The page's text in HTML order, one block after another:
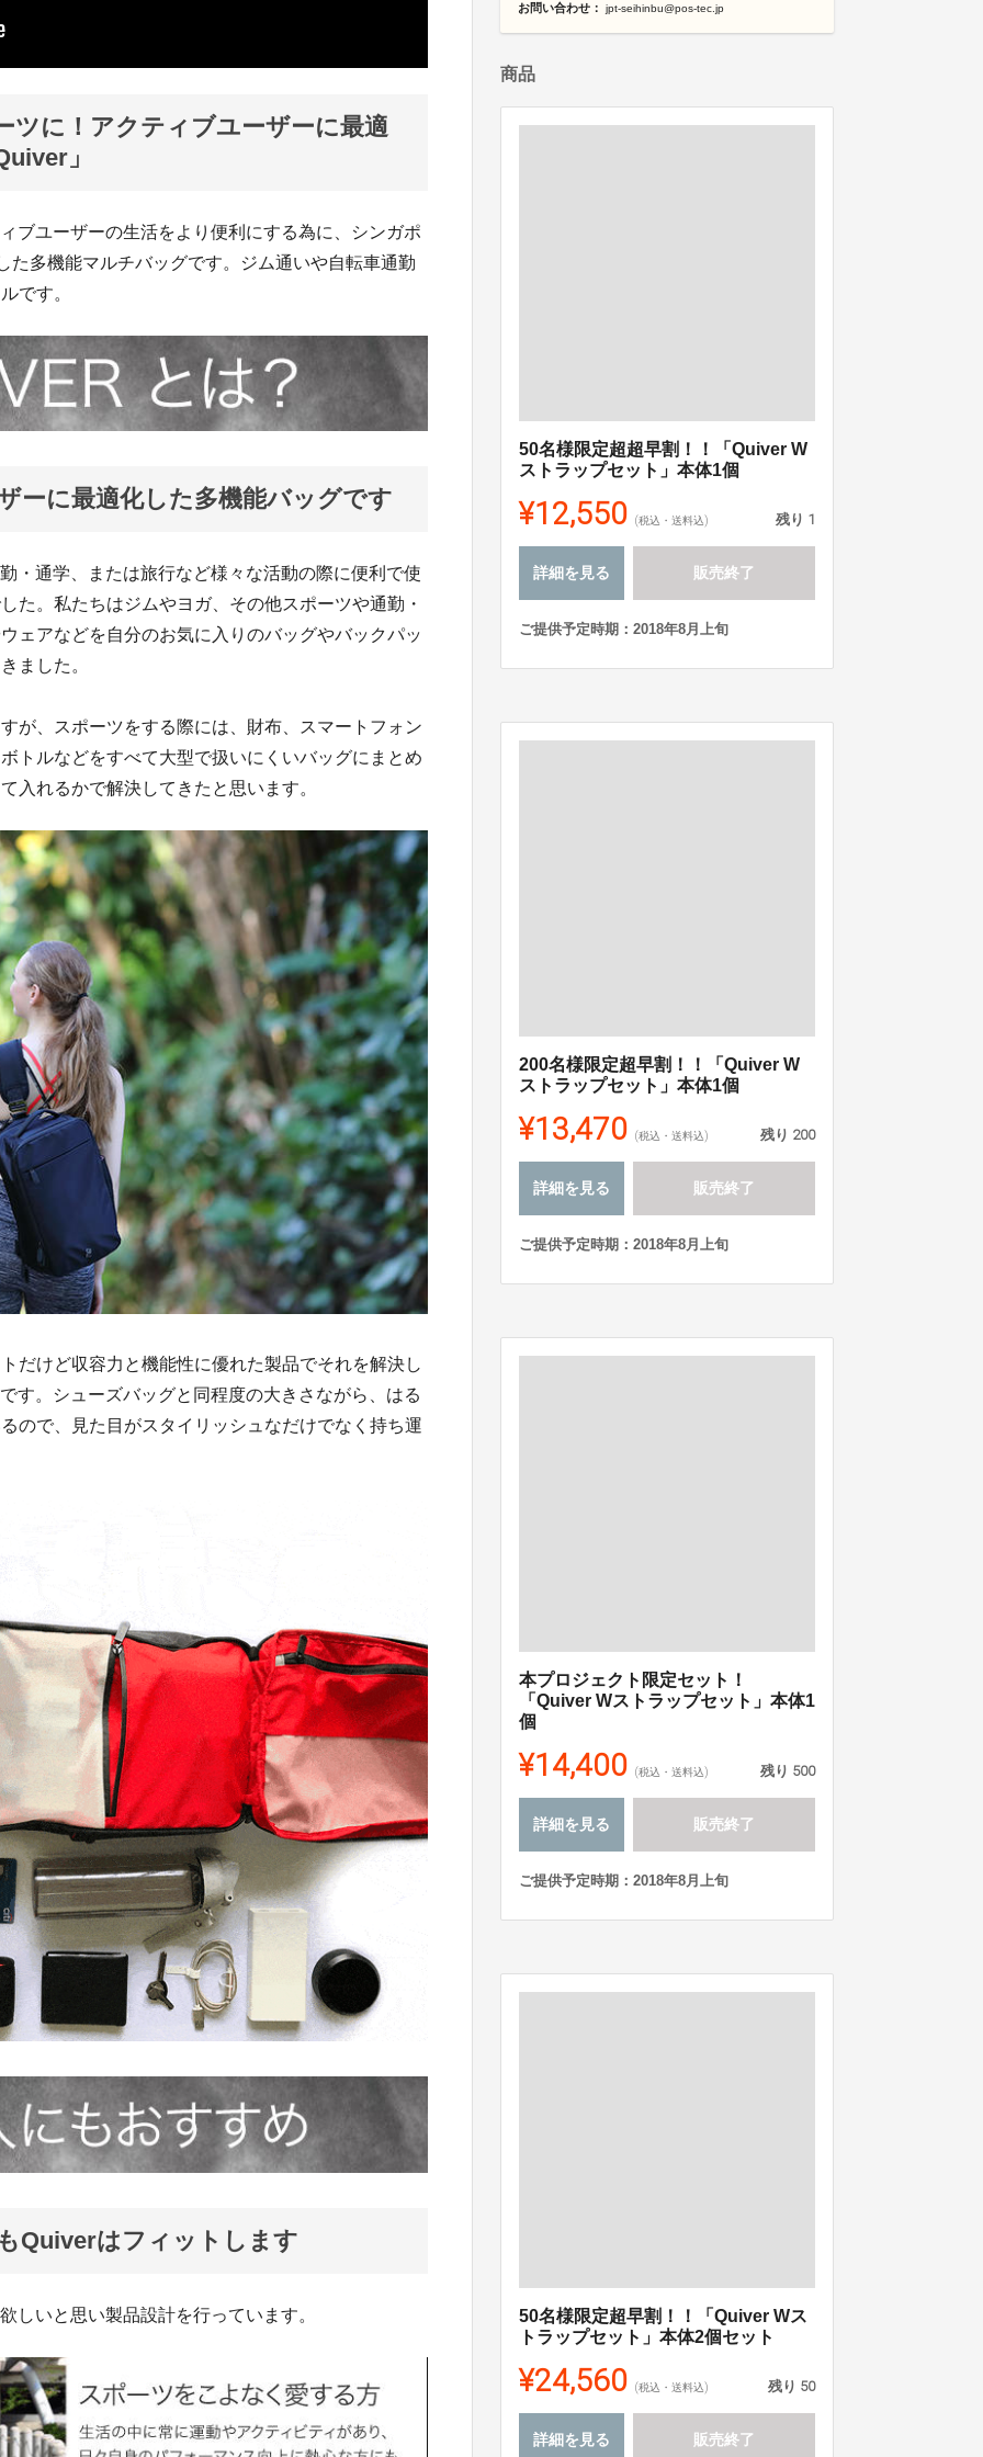
ツに！アクティブユーザーに最適
」
ブユーザーの生活をより便利にする為に、シンガポ
た多機能マルチバッグです。ジム通いや自転車通勤
です。
ーに最適化した多機能バッグです
・通学、または旅行など様々な活動の際に便利で使
た。私たちはジムやヨガ、その他スポーツや通勤・
ェアなどを自分のお気に入りのバッグやバックパッ
ました。
が、スポーツをする際には、財布、スマートフォン
トルなどをすべて大型で扱いにくいバッグにまとめ
入れるかで解決してきたと思います。
だけど収容力と機能性に優れた製品でそれを解決し
す。シューズバッグと同程度の大きさながら、はる
ので、見た目がスタイリッシュなだけでなく持ち運
Quiverはフィットします
しいと思い製品設計を行っています。
お問い合わせ： jpt-seihinbu@pos-tec.jp
商品
50名様限定超超早割！！「Quiver W
ストラップセット」本体1個
¥12,550 (税込・送料込) 残り 1
詳細を見る 販売終了
ご提供予定時期：2018年8月上旬
200名様限定超早割！！「Quiver W
ストラップセット」本体1個
¥13,470 (税込・送料込) 残り 200
詳細を見る 販売終了
ご提供予定時期：2018年8月上旬
本プロジェクト限定セット！
「Quiver Wストラップセット」本体1
個
¥14,400 (税込・送料込) 残り 500
詳細を見る 販売終了
ご提供予定時期：2018年8月上旬
50名様限定超早割！！「Quiver Wス
トラップセット」本体2個セット
¥24,560 (税込・送料込) 残り 50
詳細を見る 販売終了